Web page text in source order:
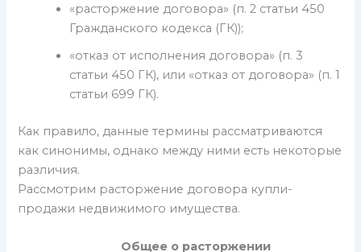
«расторжение договора» (п. 2 статьи 450
Гражданского кодекса (ГК));
«отказ от исполнения договора» (п. 3
статьи 450 ГК), или «отказ от договора» (п. 1
статьи 699 ГК).
Как правило, данные термины рассматриваются
как синонимы, однако между ними есть некоторые
различия.
Рассмотрим расторжение договора купли-
продажи недвижимого имущества.
Общее о расторжении